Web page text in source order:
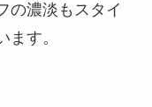
の濃淡もスタイ
す。